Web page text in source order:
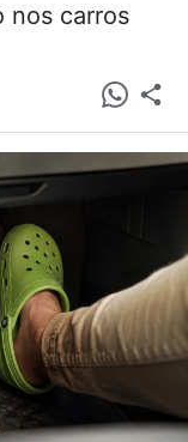
nos carros